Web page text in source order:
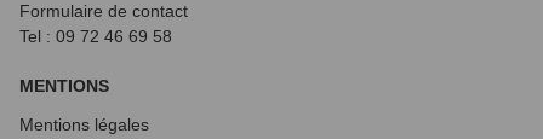
Formulaire de contact
Tel : 09 72 46 69 58
MENTIONS
Mentions légales